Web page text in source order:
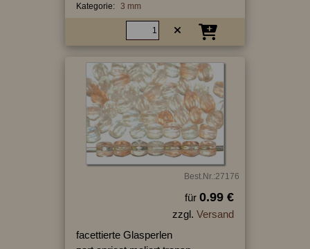
Kategorie: 3 mm
Best.Nr.:27176
für 0.99 €
zzgl. Versand
facettierte Glasperlen